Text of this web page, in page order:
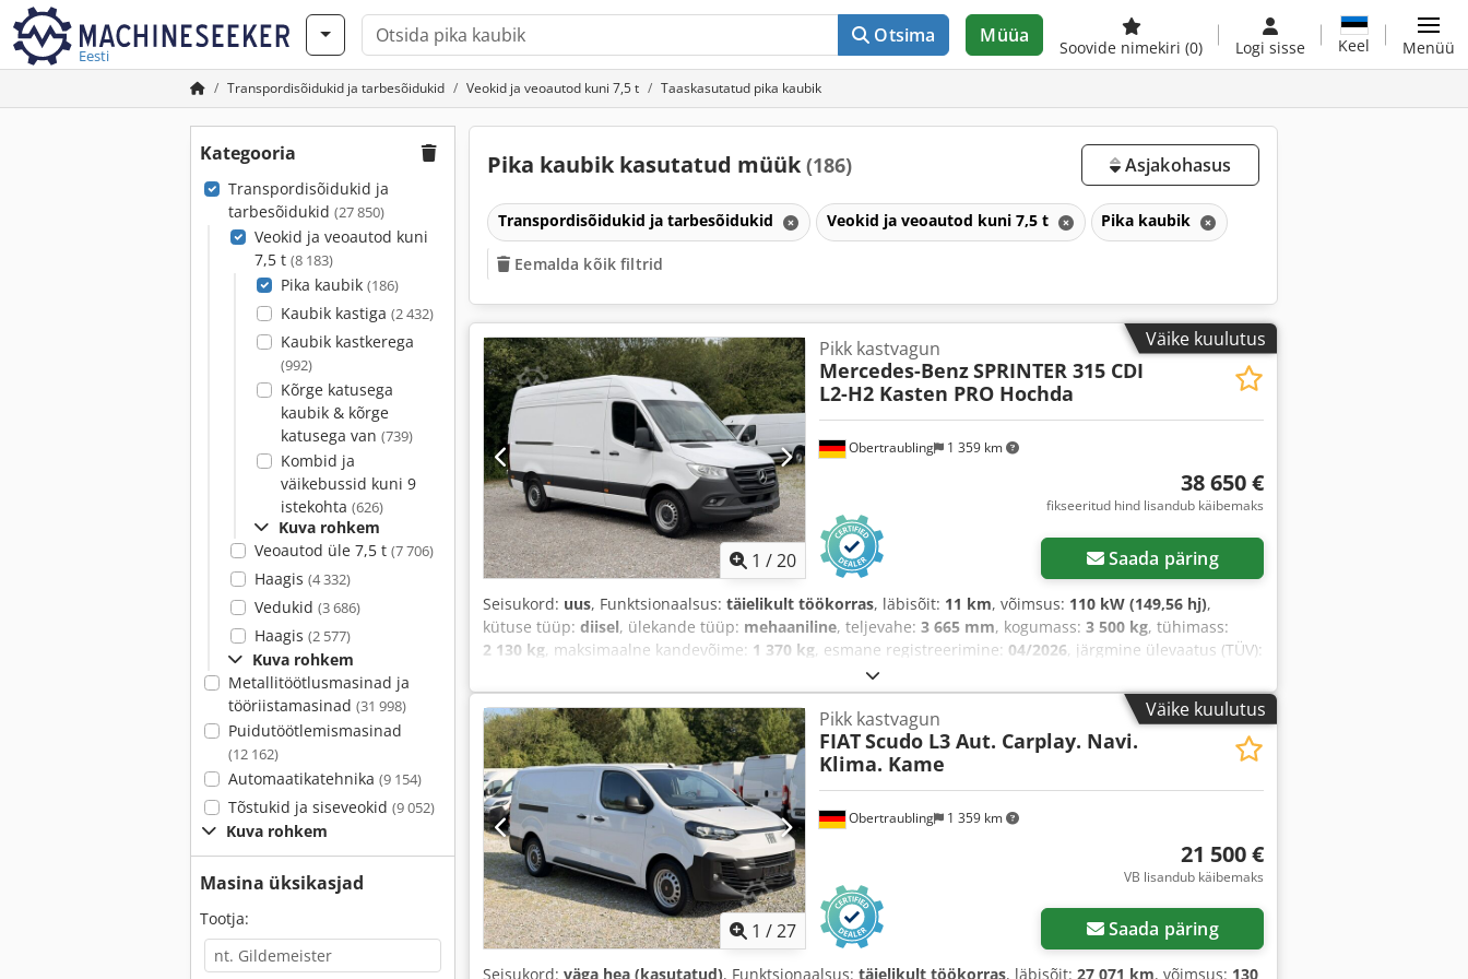
Eesti
Otsima Müüa
Soovide nimekiri (0) Logi sisse Keel Menüü
Transpordisõidukid ja tarbesõidukid Veokid ja veoautod kuni 7,5 t Taaskasutatud pika kaubik
Kategooria
Transpordisõidukid ja
tarbesõidukid (27 850)
Veokid ja veoautod kuni
7,5 t (8 183)
Pika kaubik (186)
Kaubik kastiga (2 432)
Kaubik kastkerega
(992)
Kõrge katusega
kaubik & kõrge
katusega van (739)
Kombid ja
väikebussid kuni 9
istekohta (626)
Kuva rohkem
Veoautod üle 7,5 t (7 706)
Haagis (4 332)
Vedukid (3 686)
Haagis (2 577)
Kuva rohkem
Metallitöötlusmasinad ja
tööriistamasinad (31 998)
Puidutöötlemismasinad
(12 162)
Automaatikatehnika (9 154)
Tõstukid ja siseveokid (9 052)
Kuva rohkem
Masina üksikasjad
Tootja:
Pika kaubik kasutatud müük (186) Asjakohasus
Transpordisõidukid ja tarbesõidukid Veokid ja veoautod kuni 7,5 t Pika kaubik
Eemalda kõik filtrid
Väike kuulutus
1 /20
Obertraubling 1 359 km
Pikk kastvagun
Mercedes-BenzSPRINTER 315 CDI
L2-H2 Kasten PRO Hochda
38 650 €
fikseeritud hind lisandub käibemaks
Saada päring
Seisukord: uus, Funktsionaalsus: täielikult töökorras, läbisõit: 11 km, võimsus: 110 kW (149,56 hj),
kütuse tüüp: diisel, ülekande tüüp: mehaaniline, teljevahe: 3 665 mm, kogumass: 3 500 kg, tühimass:
2 130 kg, maksimaalne kandevõime: 1 370 kg, esmane registreerimine: 04/2026, järgmine ülevaatus (TÜV):
, istekohtade arv:
2026, Varustus:ABS, auto registreerimine, elektrooniline stabiilsusprogramm (ESP),
immobilisaatorisüsteem, kasutatud sõiduki garantii, keskne lukustus, kiirusehoidja, kliimaseade,
liuguks, navigatsioonisüsteem, roolivõimendi, suverehvid, tahmafilter, turvapadi, täiendavad
esitulede, udutuled, veoki registreerimine
Väike kuulutus
1 /27
Obertraubling 1 359 km
Pikk kastvagun
FIATScudo L3 Aut. Carplay. Navi.
Klima. Kame
21 500 €
VB lisandub käibemaks
Saada päring
Seisukord: väga hea (kasutatud), Funktsionaalsus: täielikult töökorras, läbisõit: 27 071 km, võimsus: 130